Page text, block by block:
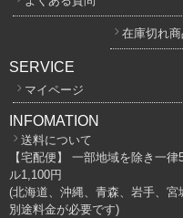
在庫切れ
SERVICE
マイページ
INFOMATION
送料について
【宅配便】 一部地域を除き一
ル1,100円
(北海道、沖縄、青森、岩手、
別途料金が必要です)